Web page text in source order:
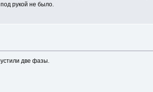
рукой не было.
две фазы.